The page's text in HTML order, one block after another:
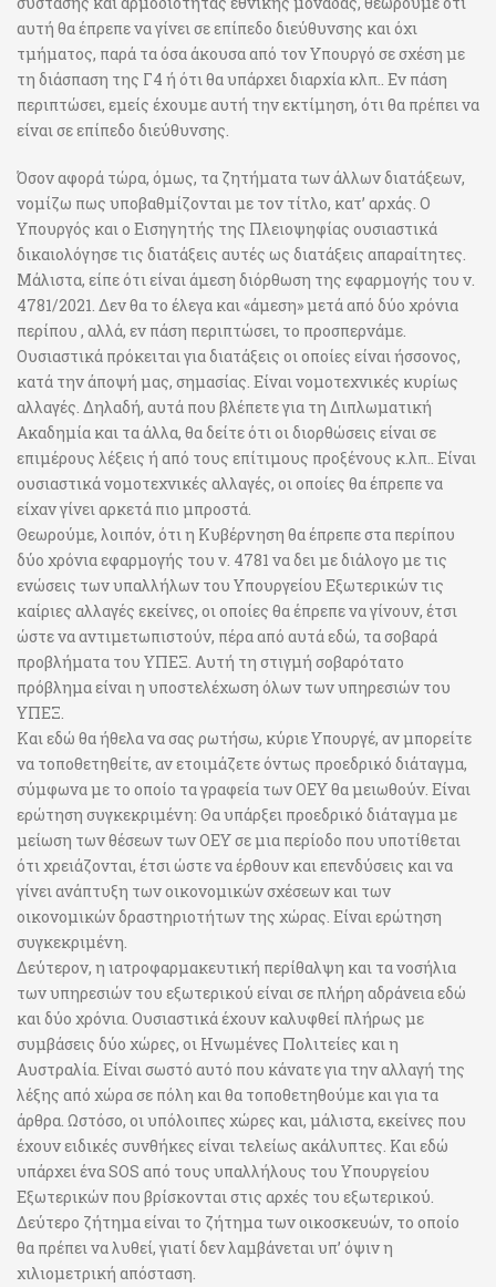
αυτή θα έπρεπε να γίνει σε επίπεδο διεύθυνσης και όχι
τμήματος, παρά τα όσα άκουσα από τον Υπουργό σε σχέση με
τη διάσπαση της Γ4 ή ότι θα υπάρχει διαρχία κλπ.. Εν πάση
περιπτώσει, εμείς έχουμε αυτή την εκτίμηση, ότι θα πρέπει να
είναι σε επίπεδο διεύθυνσης.
Όσον αφορά τώρα, όμως, τα ζητήματα των άλλων διατάξεων,
νομίζω πως υποβαθμίζονται με τον τίτλο, κατ’ αρχάς. Ο
Υπουργός και ο Εισηγητής της Πλειοψηφίας ουσιαστικά
δικαιολόγησε τις διατάξεις αυτές ως διατάξεις απαραίτητες.
Μάλιστα, είπε ότι είναι άμεση διόρθωση της εφαρμογής του ν.
4781/2021. Δεν θα το έλεγα και «άμεση» μετά από δύο χρόνια
περίπου , αλλά, εν πάση περιπτώσει, το προσπερνάμε.
Ουσιαστικά πρόκειται για διατάξεις οι οποίες είναι ήσσονος,
κατά την άποψή μας, σημασίας. Είναι νομοτεχνικές κυρίως
αλλαγές. Δηλαδή, αυτά που βλέπετε για τη Διπλωματική
Ακαδημία και τα άλλα, θα δείτε ότι οι διορθώσεις είναι σε
επιμέρους λέξεις ή από τους επίτιμους προξένους κ.λπ.. Είναι
ουσιαστικά νομοτεχνικές αλλαγές, οι οποίες θα έπρεπε να
είχαν γίνει αρκετά πιο μπροστά.
Θεωρούμε, λοιπόν, ότι η Κυβέρνηση θα έπρεπε στα περίπου
δύο χρόνια εφαρμογής του ν. 4781 να δει με διάλογο με τις
ενώσεις των υπαλλήλων του Υπουργείου Εξωτερικών τις
καίριες αλλαγές εκείνες, οι οποίες θα έπρεπε να γίνουν, έτσι
ώστε να αντιμετωπιστούν, πέρα από αυτά εδώ, τα σοβαρά
προβλήματα του ΥΠΕΞ. Αυτή τη στιγμή σοβαρότατο
πρόβλημα είναι η υποστελέχωση όλων των υπηρεσιών του
ΥΠΕΞ.
Και εδώ θα ήθελα να σας ρωτήσω, κύριε Υπουργέ, αν μπορείτε
να τοποθετηθείτε, αν ετοιμάζετε όντως προεδρικό διάταγμα,
σύμφωνα με το οποίο τα γραφεία των ΟΕΥ θα μειωθούν. Είναι
ερώτηση συγκεκριμένη: Θα υπάρξει προεδρικό διάταγμα με
μείωση των θέσεων των ΟΕΥ σε μια περίοδο που υποτίθεται
ότι χρειάζονται, έτσι ώστε να έρθουν και επενδύσεις και να
γίνει ανάπτυξη των οικονομικών σχέσεων και των
οικονομικών δραστηριοτήτων της χώρας. Είναι ερώτηση
συγκεκριμένη.
Δεύτερον, η ιατροφαρμακευτική περίθαλψη και τα νοσήλια
των υπηρεσιών του εξωτερικού είναι σε πλήρη αδράνεια εδώ
και δύο χρόνια. Ουσιαστικά έχουν καλυφθεί πλήρως με
συμβάσεις δύο χώρες, οι Ηνωμένες Πολιτείες και η
Αυστραλία. Είναι σωστό αυτό που κάνατε για την αλλαγή της
λέξης από χώρα σε πόλη και θα τοποθετηθούμε και για τα
άρθρα. Ωστόσο, οι υπόλοιπες χώρες και, μάλιστα, εκείνες που
έχουν ειδικές συνθήκες είναι τελείως ακάλυπτες. Και εδώ
υπάρχει ένα SOS από τους υπαλλήλους του Υπουργείου
Εξωτερικών που βρίσκονται στις αρχές του εξωτερικού.
Δεύτερο ζήτημα είναι το ζήτημα των οικοσκευών, το οποίο
θα πρέπει να λυθεί, γιατί δεν λαμβάνεται υπ’ όψιν η
χιλιομετρική απόσταση.